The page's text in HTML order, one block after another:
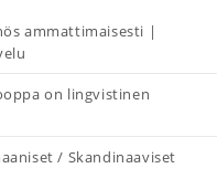
ammattimaisesti |
on lingvistinen
/ Skandinaaviset